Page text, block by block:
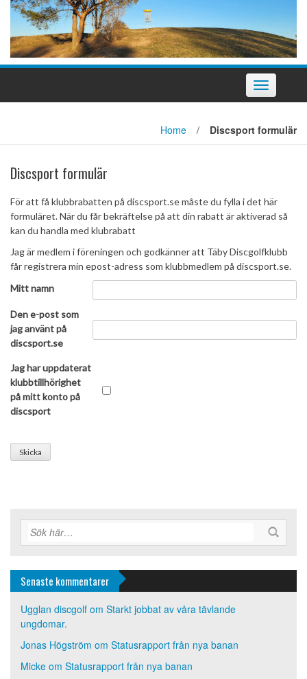
Slå
på/av
navigering
Home / Discsport formulär
Discsport formulär
För att få klubbrabatten på discsport.se måste du fylla i det här
formuläret. När du får bekräftelse på att din rabatt är aktiverad så
kan du handla med klubrabatt
Jag är medlem i föreningen och godkänner att Täby Discgolfklubb
får registrera min epost-adress som klubbmedlem på discsport.se.
Mitt namn
Den e-post som
jag använt på
discsport.se
Jag har uppdaterat
klubbtillhörighet
på mitt konto på
discsport
Senaste kommentarer
Ugglan discgolf om Starkt jobbat av våra tävlande
ungdomar.
Jonas Högström om Statusrapport från nya banan
Micke om Statusrapport från nya banan